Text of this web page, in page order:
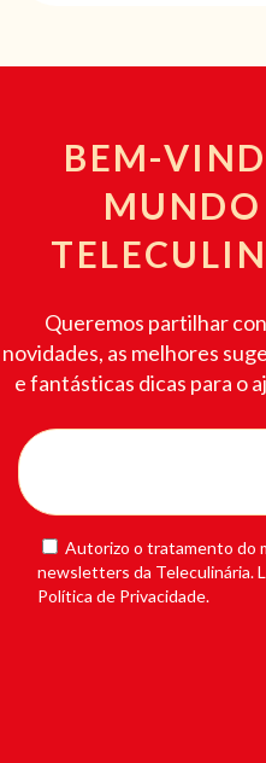
BEM-
Queremos partilhar
novidades, as melhores
e fantásticas dicas para o
Autorizo o tratamento do
newsletters da Teleculinária.
Política de Privacidade.